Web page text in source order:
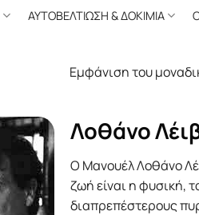
ΑΥΤΟΒΕΛΤΙΩΣΗ & ΔΟΚΙΜΙΑ
Εμφάνιση του
Λοθάνο
Ο Μανουέλ Λοθάνο
ζωή είναι η φυσική,
διαπρεπέστερους